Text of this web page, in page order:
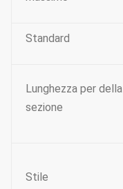
Standard
Lunghezza per della
sezione
Stile